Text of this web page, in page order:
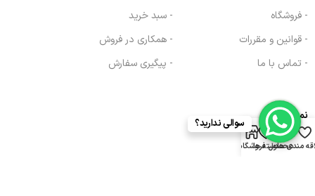
- فروشگاه
- قوانین و مقررات
- تماس با ما
- سبد خرید
- همکاری در فروش
- پیگیری سفارش
نماد اعتماد
سوالی ندارید؟
مندی ها
0
محصولدسته هافروشگاه